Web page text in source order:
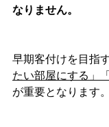
なりません。
早期客付けを目指
たい部屋にする」
が重要となります。